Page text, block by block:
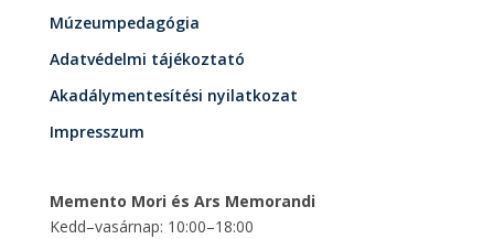
Múzeumpedagógia
Adatvédelmi tájékoztató
Akadálymentesítési nyilatkozat
Impresszum
Memento Mori és Ars Memorandi
Kedd–vasárnap: 10:00–18:00